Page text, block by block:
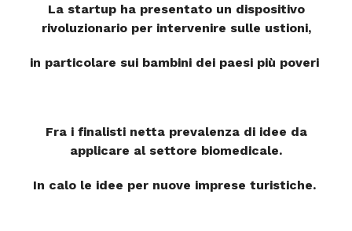
La startup ha presentato un dispositivo
rivoluzionario per intervenire sulle ustioni,
in particolare sui bambini dei paesi più poveri
Fra i finalisti netta prevalenza di idee da
applicare al settore biomedicale.
In calo le idee per nuove imprese turistiche.